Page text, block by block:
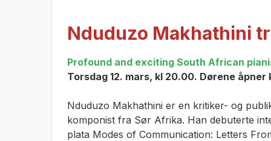
N­d­u­d­u­z­o­ M­a­k­h­a­t­h­i­n­i­
Profound and exciting South African
Torsdag 12. mars, kl 20.00. Dørene
Nduduzo Makhathini er en kritiker- og
komponist fra Sør Afrika. Han debuterte
plata Modes of Communication: Letters